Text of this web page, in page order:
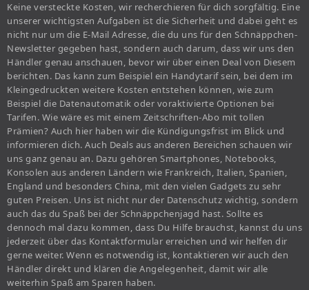
Keine versteckte Kosten, wir recherchieren für dich sorgfältig. Eine
unserer wichtigsten Aufgaben ist die Sicherheit und dabei geht es
nicht nur um die E-Mail Adresse, die du uns für den Schnäppchen-
Newsletter gegeben hast, sondern auch darum, dass wir uns den
Händler genau anschauen, bevor wir über einen Deal von Diesem
berichten. Das kann zum Beispiel ein Handytarif sein, bei dem im
Kleingedruckten weitere Kosten entstehen können, wie zum
Beispiel die Datenautomatik oder voraktivierte Optionen bei
Tarifen. Wie wäre es mit einem Zeitschriften-Abo mit tollen
Prämien? Auch hier haben wir die Kündigungsfrist im Blick und
informieren dich. Auch Deals aus anderen Bereichen schauen wir
uns ganz genau an. Dazu gehören Smartphones, Notebooks,
Konsolen aus anderen Ländern wie Frankreich, Italien, Spanien,
England und besonders China, mit den vielen Gadgets zu sehr
guten Preisen. Uns ist nicht nur der Datenschutz wichtig, sondern
auch das du Spaß bei der Schnäppchenjagd hast. Sollte es
dennoch mal dazu kommen, dass Du Hilfe brauchst, kannst du uns
jederzeit über das Kontaktformular erreichen und wir helfen dir
gerne weiter. Wenn es notwendig ist, kontaktieren wir auch den
Händler direkt und klären die Angelegenheit, damit wir alle
weiterhin Spaß am Sparen haben.